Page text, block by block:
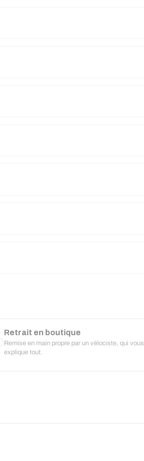
Retrait en boutique
Remise en main propre par un vélociste, qui vous
explique tout.